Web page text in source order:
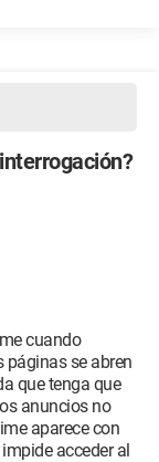
cuando
páginas se abren
que tenga que
anuncios no
aparece con
acceder al